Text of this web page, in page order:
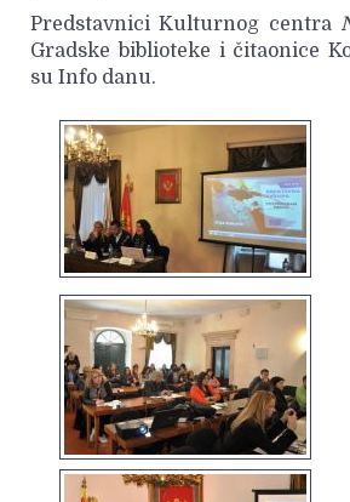
Predstavnici Kulturnog centra
Gradske biblioteke i čitaonice
su Info danu.